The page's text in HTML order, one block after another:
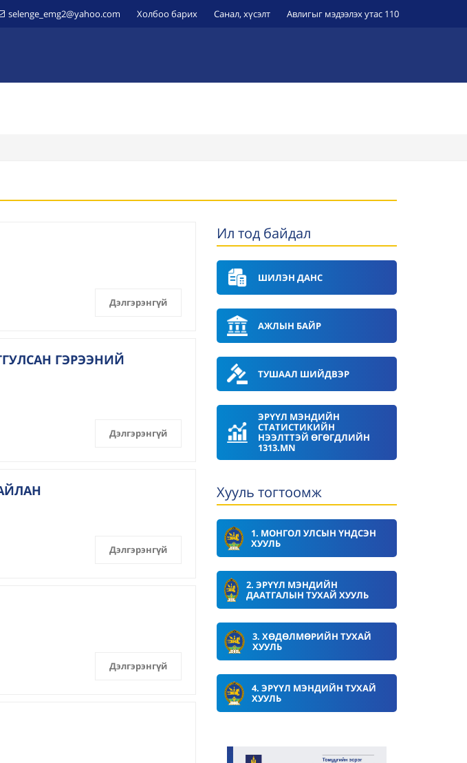
selenge_emg2@yahoo.com Холбоо барих Санал, хүсэлт Авлигыг мэдээлэх утас 110
Дэлгэрэнгүй
ГЭРЭЭНИЙ
Дэлгэрэнгүй
Дэлгэрэнгүй
Дэлгэрэнгүй
Ил тод байдал
ШИЛЭН ДАНС
АЖЛЫН БАЙР
ТУШААЛ ШИЙДВЭР
ЭРҮҮЛ МЭНДИЙН
СТАТИСТИКИЙН
НЭЭЛТТЭЙ ӨГӨГДЛИЙН
1313.MN
Хууль тогтоомж
1. МОНГОЛ УЛСЫН ҮНДСЭН
ХУУЛЬ
2. ЭРҮҮЛ МЭНДИЙН
ДААТГАЛЫН ТУХАЙ ХУУЛЬ
3. ХӨДӨЛМӨРИЙН ТУХАЙ
ХУУЛЬ
4. ЭРҮҮЛ МЭНДИЙН ТУХАЙ
ХУУЛЬ